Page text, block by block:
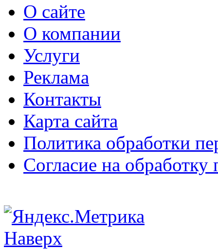
О сайте
О компании
Услуги
Реклама
Контакты
Карта сайта
Политика обработки
Согласие на
Наверх